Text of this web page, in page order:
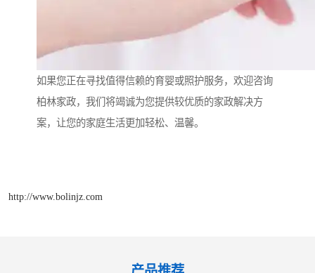
如果您正在寻找值得信赖的育婴或照护服务，欢迎咨询
柏林家政，我们将竭诚为您提供较优质的家政解决方
案，让您的家庭生活更加轻松、温馨。
http://www.bolinjz.com